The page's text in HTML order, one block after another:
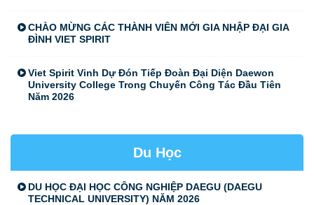
CHÀO MỪNG CÁC THÀNH VIÊN MỚI GIA NHẬP ĐẠI GIA
ĐÌNH VIET SPIRIT
Viet Spirit Vinh Dự Đón Tiếp Đoàn Đại Diện Daewon
University College Trong Chuyến Công Tác Đầu Tiên
Năm 2026
Du Học
DU HỌC ĐẠI HỌC CÔNG NGHIỆP DAEGU (DAEGU
TECHNICAL UNIVERSITY) NĂM 2026